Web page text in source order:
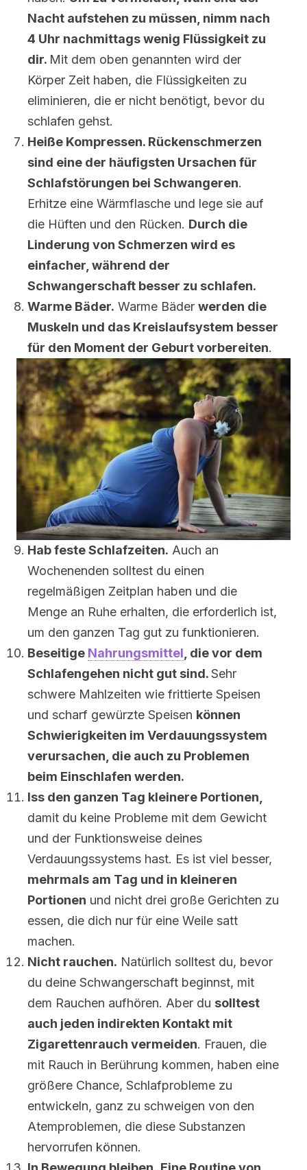
Nacht aufstehen zu müssen, nimm nach
4 Uhr nachmittags wenig Flüssigkeit zu
dir. Mit dem oben genannten wird der
Körper Zeit haben, die Flüssigkeiten zu
eliminieren, die er nicht benötigt, bevor du
schlafen gehst.
Heiße Kompressen. Rückenschmerzen
sind eine der häufigsten Ursachen für
Schlafstörungen bei Schwangeren.
Erhitze eine Wärmflasche und lege sie auf
die Hüften und den Rücken. Durch die
Linderung von Schmerzen wird es
einfacher, während der
Schwangerschaft besser zu schlafen.
Warme Bäder. Warme Bäder werden die
Muskeln und das Kreislaufsystem besser
für den Moment der Geburt vorbereiten.
Hab feste Schlafzeiten. Auch an
Wochenenden solltest du einen
regelmäßigen Zeitplan haben und die
Menge an Ruhe erhalten, die erforderlich ist,
um den ganzen Tag gut zu funktionieren.
Beseitige Nahrungsmittel , die vor dem
Schlafengehen nicht gut sind.Sehr
schwere Mahlzeiten wie frittierte Speisen
und scharf gewürzte Speisen können
Schwierigkeiten im Verdauungssystem
verursachen, die auch zu Problemen
beim Einschlafen werden.
Iss den ganzen Tag kleinere Portionen,
damit du keine Probleme mit dem Gewicht
und der Funktionsweise deines
Verdauungssystems hast. Es ist viel besser,
mehrmals am Tag und in kleineren
Portionen und nicht drei große Gerichten zu
essen, die dich nur für eine Weile satt
machen.
Nicht rauchen. Natürlich solltest du, bevor
du deine Schwangerschaft beginnst, mit
dem Rauchen aufhören. Aber du solltest
auch jeden indirekten Kontakt mit
Zigarettenrauch vermeiden. Frauen, die
mit Rauch in Berührung kommen, haben eine
größere Chance, Schlafprobleme zu
entwickeln, ganz zu schweigen von den
Atemproblemen, die diese Substanzen
hervorrufen können.